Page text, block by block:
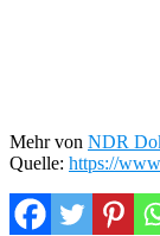
Mehr von NDR
Quelle: https://